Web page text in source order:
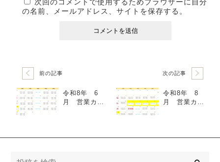
次回のコメントで使用するためブラウザーに自分
の名前、メールアドレス、サイトを保存する。
前の記事
令和8年 6
月 営業カレ
次の記事
令和8年 8
月 営業カレ